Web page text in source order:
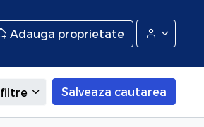
Adauga proprietate
Salveaza cautarea